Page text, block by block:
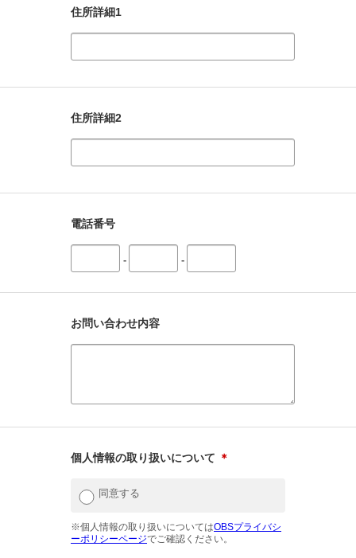
住所詳細1
住所詳細2
電話番号
- -
お問い合わせ内容
個人情報の取り扱いについて ＊
同意する
※個人情報の取り扱いについてはOBSプライバシ
ーポリシーページでご確認ください。